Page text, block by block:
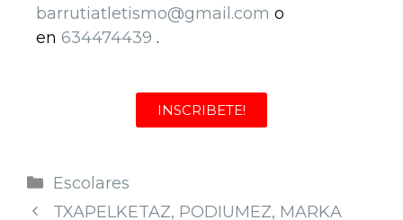
barrutiatletismo@gmail.com o
en 634474439 .
INSCRIBETE!
Escolares
TXAPELKETAZ, PODIUMEZ, MARKA